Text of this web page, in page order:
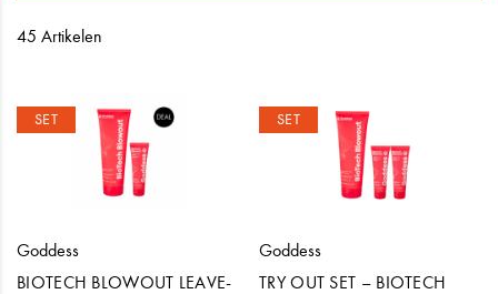
45 Artikelen
SET
Goddess
BIOTECH BLOWOUT LEAVE-
SET
Goddess
TRY OUT SET – BIOTECH